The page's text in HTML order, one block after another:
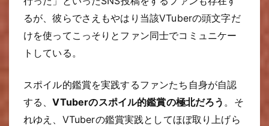
るが、彼らでさえもやはり当該VTuberの頭文字だ
けを使ってこっそりとファン同士でコミュニケー
トしている。
スポイル的鑑賞を実践するファンたち自身が自認
する、VTuberのスポイル的鑑賞の極北だろう 。そ
れゆえ、VTuberの鑑賞実践としてほぼ取り上げら